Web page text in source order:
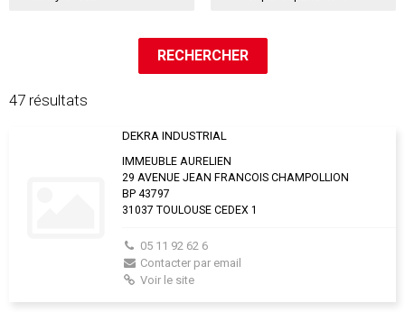
47 résultats
DEKRA INDUSTRIAL
IMMEUBLE AURELIEN
29 AVENUE JEAN FRANCOIS CHAMPOLLION
BP 43797
31037 TOULOUSE CEDEX 1
05 11 92 62 6
Contacter par email
Voir le site